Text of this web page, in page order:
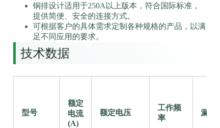
铜排设计适用于250A以上版本，符合国际标准，
提供简便、安全的连接方式。
可根据客户的具体需求定制各种规格的产品，以满
足不同应用的要求。
技术数据
型号
额定
电流
(A)
额定电压
工作频
率
漏电